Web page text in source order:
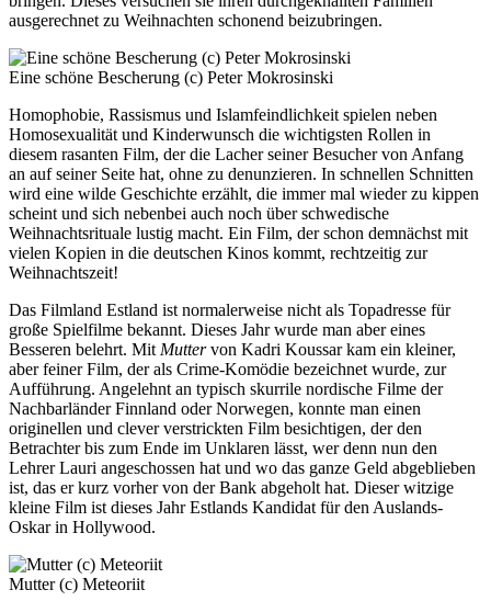
ausgerechnet zu Weihnachten schonend beizubringen.
Eine schöne Bescherung (c) Peter Mokrosinski
Homophobie, Rassismus und Islamfeindlichkeit spielen neben
Homosexualität und Kinderwunsch die wichtigsten Rollen in
diesem rasanten Film, der die Lacher seiner Besucher von Anfang
an auf seiner Seite hat, ohne zu denunzieren. In schnellen Schnitten
wird eine wilde Geschichte erzählt, die immer mal wieder zu kippen
scheint und sich nebenbei auch noch über schwedische
Weihnachtsrituale lustig macht. Ein Film, der schon demnächst mit
vielen Kopien in die deutschen Kinos kommt, rechtzeitig zur
Weihnachtszeit!
Das Filmland Estland ist normalerweise nicht als Topadresse für
große Spielfilme bekannt. Dieses Jahr wurde man aber eines
Besseren belehrt. Mit Muttervon Kadri Koussar kam ein kleiner,
aber feiner Film, der als Crime-Komödie bezeichnet wurde, zur
Aufführung. Angelehnt an typisch skurrile nordische Filme der
Nachbarländer Finnland oder Norwegen, konnte man einen
originellen und clever verstrickten Film besichtigen, der den
Betrachter bis zum Ende im Unklaren lässt, wer denn nun den
Lehrer Lauri angeschossen hat und wo das ganze Geld abgeblieben
ist, das er kurz vorher von der Bank abgeholt hat. Dieser witzige
kleine Film ist dieses Jahr Estlands Kandidat für den Auslands-
Oskar in Hollywood.
Mutter (c) Meteoriit